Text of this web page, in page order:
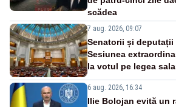
scădea
7 aug. 2026, 09:07
Senatorii și deputații
Sesiunea
la votul pe legea
6 aug. 2026, 16:34
Ilie Bolojan evită un